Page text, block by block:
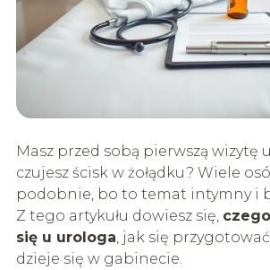
Masz przed sobą pierwszą wizytę
czujesz ścisk w żołądku? Wiele
podobnie, bo to temat intymny i
Z tego artykułu dowiesz się,
się u urologa, jak się
dzieje się w gabinecie.